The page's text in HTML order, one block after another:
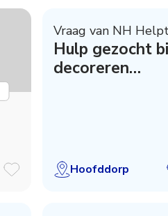
Vraag van NH
Hulp gezocht
decoreren
Hoofddorp